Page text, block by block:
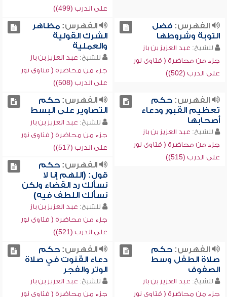
على الدرب (499))
الفهرس:فضل
التوبة وشروطها
للشيخ: عبد العزيز بن باز
جزء من محاضرة ( فتاوى نور
على الدرب (502))
الفهرس:مظاهر
الشرك القولية
والعملية
للشيخ: عبد العزيز بن باز
جزء من محاضرة ( فتاوى نور
على الدرب (508))
الفهرس:حكم
تعظيم القبور ودعاء
أصحابها
للشيخ: عبد العزيز بن باز
جزء من محاضرة ( فتاوى نور
على الدرب (515))
الفهرس:حكم
التصاوير على البسط
للشيخ: عبد العزيز بن باز
جزء من محاضرة ( فتاوى نور
على الدرب (517))
الفهرس:حكم
قول: (اللهم إنا لا
نسألك رد القضاء ولكن
نسألك اللطف فيه)
للشيخ: عبد العزيز بن باز
جزء من محاضرة ( فتاوى نور
على الدرب (521))
الفهرس:حكم
صلاة الطفل وسط
الصفوف
للشيخ: عبد العزيز بن باز
جزء من محاضرة ( فتاوى نور
الفهرس:حكم
دعاء القنوت في صلاة
الوتر والفجر
للشيخ: عبد العزيز بن باز
جزء من محاضرة ( فتاوى نور